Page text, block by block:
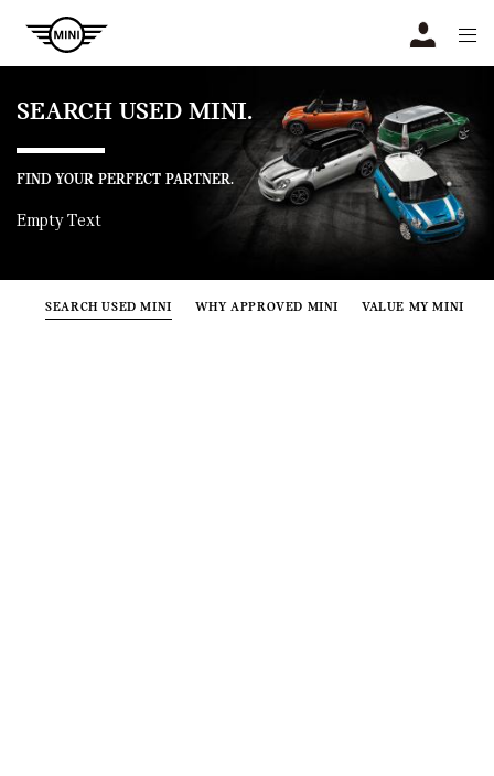
SEARCH USED MINI.
FIND YOUR PERFECT PARTNER.
Empty Text
SEARCH USED MINI WHY APPROVED MINI VALUE MY MINI